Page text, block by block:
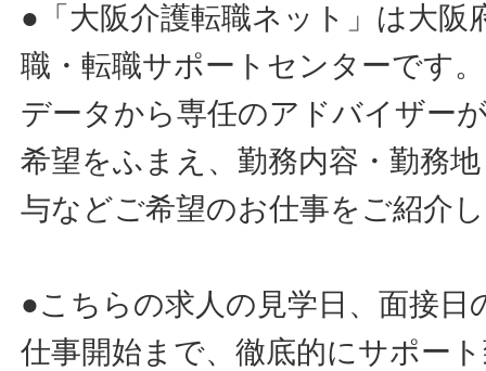
●「大阪介護転職ネット」は大阪
職・転職サポートセンターです
データから専任のアドバイザー
希望をふまえ、勤務内容・勤務
与などご希望のお仕事をご紹介
●こちらの求人の見学日、面接日
仕事開始まで、徹底的にサポー